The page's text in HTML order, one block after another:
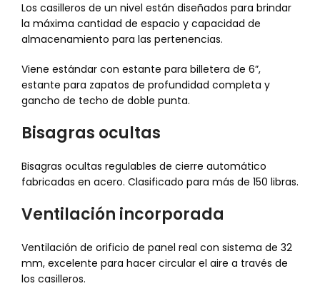
Los casilleros de un nivel están diseñados para brindar
la máxima cantidad de espacio y capacidad de
almacenamiento para las pertenencias.
Viene estándar con estante para billetera de 6”,
estante para zapatos de profundidad completa y
gancho de techo de doble punta.
Bisagras ocultas
Bisagras ocultas regulables de cierre automático
fabricadas en acero. Clasificado para más de 150 libras.
Ventilación incorporada
Ventilación de orificio de panel real con sistema de 32
mm, excelente para hacer circular el aire a través de
los casilleros.